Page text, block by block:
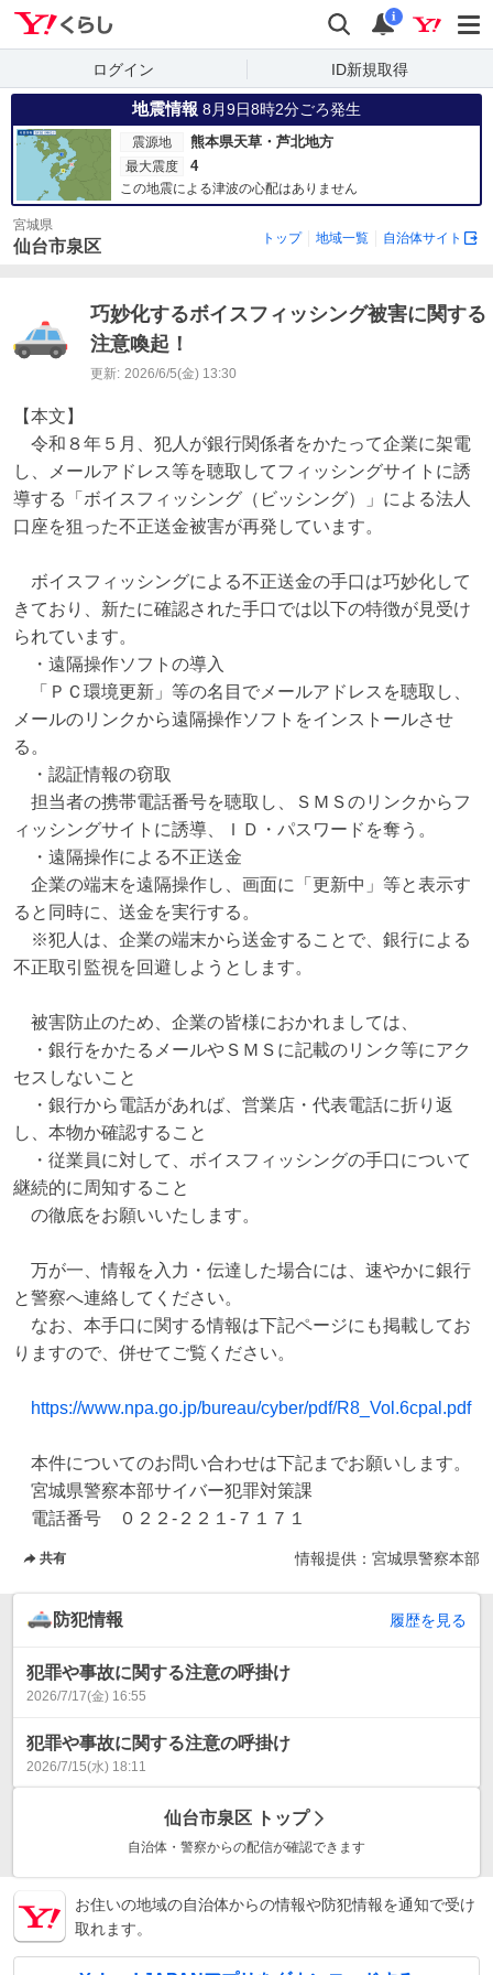
検索 通知
i
ログイン ID新規取得
地震情報 8月9日8時2分ごろ発生
震源地 熊本県天草・芦北地方
最大震度 4
この地震による津波の心配はありません
宮城県
仙台市泉区 トップ 地域一覧 自治体サイト
巧妙化するボイスフィッシング被害に関する
注意喚起！
更新: 2026/6/5(金) 13:30
【本文】
令和８年５月、犯人が銀行関係者をかたって企業に架電
し、メールアドレス等を聴取してフィッシングサイトに誘
導する「ボイスフィッシング（ビッシング）」による法人
口座を狙った不正送金被害が再発しています。
ボイスフィッシングによる不正送金の手口は巧妙化して
きており、新たに確認された手口では以下の特徴が見受け
られています。
・遠隔操作ソフトの導入
「ＰＣ環境更新」等の名目でメールアドレスを聴取し、
メールのリンクから遠隔操作ソフトをインストールさせ
る。
・認証情報の窃取
担当者の携帯電話番号を聴取し、ＳＭＳのリンクからフ
ィッシングサイトに誘導、ＩＤ・パスワードを奪う。
・遠隔操作による不正送金
企業の端末を遠隔操作し、画面に「更新中」等と表示す
ると同時に、送金を実行する。
※犯人は、企業の端末から送金することで、銀行による
不正取引監視を回避しようとします。
被害防止のため、企業の皆様におかれましては、
・銀行をかたるメールやＳＭＳに記載のリンク等にアク
セスしないこと
・銀行から電話があれば、営業店・代表電話に折り返
し、本物か確認すること
・従業員に対して、ボイスフィッシングの手口について
継続的に周知すること
の徹底をお願いいたします。
万が一、情報を入力・伝達した場合には、速やかに銀行
と警察へ連絡してください。
なお、本手口に関する情報は下記ページにも掲載してお
りますので、併せてご覧ください。
https://www.npa.go.jp/bureau/cyber/pdf/R8_Vol.6cpal.pdf
本件についてのお問い合わせは下記までお願いします。
宮城県警察本部サイバー犯罪対策課
電話番号　０２２‐２２１‐７１７１
共有 情報提供： 宮城県警察本部
防犯情報 履歴を見る
犯罪や事故に関する注意の呼掛け
2026/7/17(金) 16:55
犯罪や事故に関する注意の呼掛け
2026/7/15(水) 18:11
仙台市泉区 トップ
自治体・警察からの配信が確認できます
お住いの地域の自治体からの情報や防犯情報を通知で受け
取れます。